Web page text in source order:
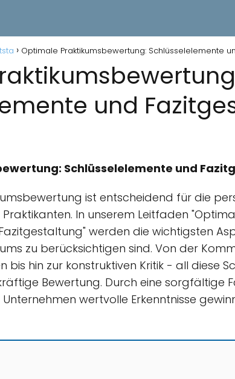
Optimale Praktikumsbewertung: Schlüsselelemente
und
Schlüsselelemente und
ist entscheidend für die
In unserem Leitfaden
werden die wichtigsten
zu berücksichtigen sind. Von der
bis hin zur konstruktiven Kritik - all diese
Bewertung. Durch eine sorgfältige
wertvolle Erkenntnisse